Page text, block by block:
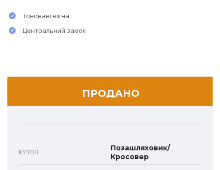
Тоновані вікна
Центральний замок
ПРОДАНО
КУЗОВ
Позашляховик/
Кросовер